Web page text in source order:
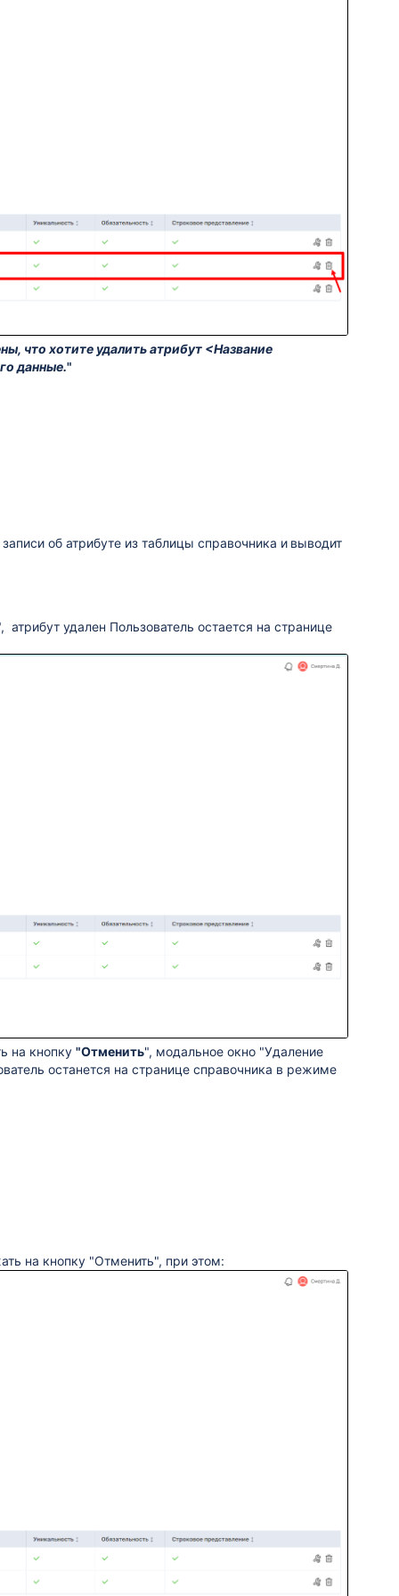
что хотите удалить атрибут <Название
данные."
об атрибуте из таблицы справочника и выводит
атрибут удален Пользователь остается на странице
на кнопку "Отменить", модальное окно "Удаление
останется на странице справочника в режиме
на кнопку "Отменить", при этом: